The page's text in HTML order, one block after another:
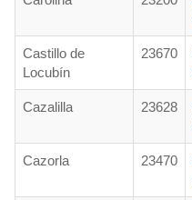
Castillo de
Locubín
23670
Cazalilla 23628
Cazorla 23470